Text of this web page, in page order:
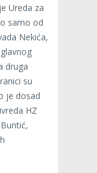
Ureda za
samo od
Nekića,
druga
su
je dosad
HZ